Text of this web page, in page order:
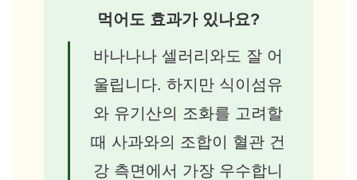
먹어도 효과가 있나요?
바나나나 셀러리와도 잘 어
울립니다. 하지만 식이섬유
와 유기산의 조화를 고려할
때 사과와의 조합이 혈관 건
강 측면에서 가장 우수합니